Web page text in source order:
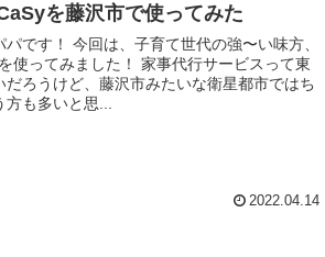
を藤沢市で使ってみた
世代の強〜い味方、
た！ 家事代行サービスって東
ろうけど、藤沢市みたいな衛星都市ではち
も多いと思...
2022.04.14